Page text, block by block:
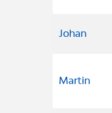
Johan
Martin